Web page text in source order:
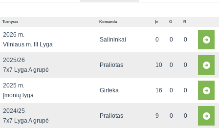
Turnyras Komanda Įv G R
2026 m.
Vilniaus m. III Lyga
Salininkai 0 0 0
2025/26
7x7 Lyga A grupė
Praliotas 10 0 0
2025 m.
Įmonių lyga
Girteka 16 0 0
2024/25
7x7 Lyga A grupė
Praliotas 9 0 0